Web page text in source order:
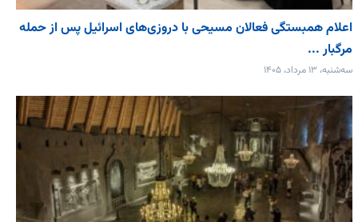
اعلام همبستگی فعالان مسیحی با دروزی‌های اسرائیل پس از حمله
مرگبار ...
سه‌شنبه، ۱۳ مرداد، ۱۴۰۵